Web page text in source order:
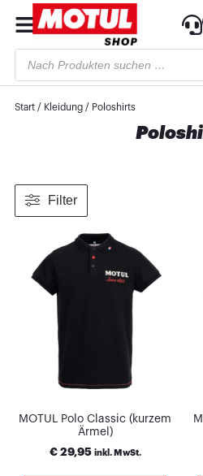
Start/ Kleidung/ Poloshirts
Filter
MOTUL Polo Classic (kurzem
Ärmel)
€29,95 inkl. MwSt.